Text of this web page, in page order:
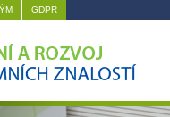
GDPR